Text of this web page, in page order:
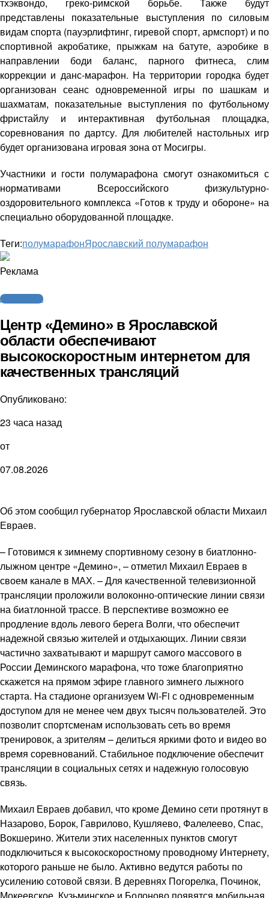
тхэквондо, греко-римской борьбе. Также будут
представлены показательные выступления по силовым
видам спорта (пауэрлифтинг, гиревой спорт, армспорт) и по
спортивной акробатике, прыжкам на батуте, аэробике в
направлении боди баланс, парного фитнеса, слим
коррекции и данс-марафон. На территории городка будет
организован сеанс одновременной игры по шашкам и
шахматам, показательные выступления по футбольному
фристайлу и интерактивная футбольная площадка,
соревнования по дартсу. Для любителей настольных игр
будет организована игровая зона от Мосигры.
Участники и гости полумарафона смогут ознакомиться с
нормативами Всероссийского физкультурно-
оздоровительного комплекса «Готов к труду и обороне» на
специально оборудованной площадке.
Теги:полумарафонЯрославский полумарафон
Реклама
Другие виды
Центр «Демино» в Ярославской
области обеспечивают
высокоскоростным интернетом для
качественных трансляций
Опубликовано:
23 часа назад
от
07.08.2026
Об этом сообщил губернатор Ярославской области Михаил
Евраев.
– Готовимся к зимнему спортивному сезону в биатлонно-
лыжном центре «Демино», – отметил Михаил Евраев в
своем канале в МАХ. – Для качественной телевизионной
трансляции проложили волоконно-оптические линии связи
на биатлонной трассе. В перспективе возможно ее
продление вдоль левого берега Волги, что обеспечит
надежной связью жителей и отдыхающих. Линии связи
частично захватывают и маршрут самого массового в
России Деминского марафона, что тоже благоприятно
скажется на прямом эфире главного зимнего лыжного
старта. На стадионе организуем Wi-Fi с одновременным
доступом для не менее чем двух тысяч пользователей. Это
позволит спортсменам использовать сеть во время
тренировок, а зрителям – делиться яркими фото и видео во
время соревнований. Стабильное подключение обеспечит
трансляции в социальных сетях и надежную голосовую
связь.
Михаил Евраев добавил, что кроме Демино сети протянут в
Назарово, Борок, Гаврилово, Кушляево, Фалелеево, Спас,
Вокшерино. Жители этих населенных пунктов смогут
подключиться к высокоскоростному проводному Интернету,
которого раньше не было. Активно ведутся работы по
усилению сотовой связи. В деревнях Погорелка, Починок,